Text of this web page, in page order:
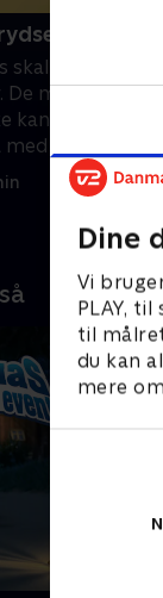
Dine
Vi
PLAY,
til
du kan
mere
skal på
møder en
kan finde sin
med et
guppie-